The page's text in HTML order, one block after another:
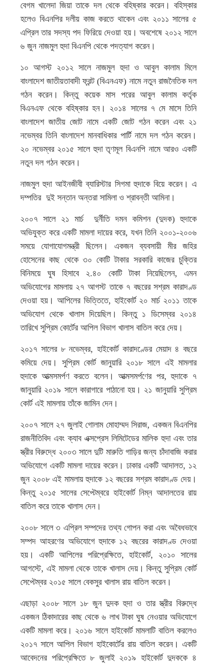
বেগম খালেদা জিয়া তাকে দল থেকে বহিষ্কার করেন। বহিস্কার
হলেও বিএনপির দলীয় কাজ করতে থাকেন এবং ২০১১ সালের ৫
এপ্রিল তার সদস্য পদ ফিরিয়ে দেওয়া হয়। অবশেষে ২০১২ সালে
৬ জুন নাজমুল হুদা বিএনপি থেকে পদত্যাগ করেন।
১০ আগস্ট ২০১২ সালে নাজমুল হুদা ও আবুল কালাম মিলে
বাংলাদেশ জাতীয়তাবাদী ফ্রন্ট (বিএনএফ) নামে নতুন রাজনৈতিক দল
গঠন করেন। কিন্তু কয়েক মাস পরের আবুল কালাম কর্তৃক
বিএনএফ থেকে বহিষ্কার হন। ২০১৪ সালের ৭ মে মাসে তিনি
বাংলাদেশ জাতীয় জোট নামে একটি জোট গঠন করেন এবং ২১
নভেম্বর তিনি বাংলাদেশ মানবাধিকার পার্টি নামে দল গঠন করেন।
২০ নভেম্বর ২০১৫ সালে হুদা তৃণমূল বিএনপি নামে আরও একটি
নতুন দল গঠন করেন।
নাজমুল হুদা আইনজীবী ব্যারিস্টার সিগমা হুদাকে বিয়ে করেন। এ
দম্পতির দুই সন্তান অন্তরা সামিলা ও শ্রাবন্তী আমিনা।
২০০৭ সালে ২১ মার্চ দুর্নীতি দমন কমিশন (দুদক) হুদাকে
অভিযুক্ত করে একটি মামলা দায়ের করে, যখন তিনি ২০০১-২০০৬
সময়ে যোগাযোগমন্ত্রী ছিলেন। একজন ব্যবসায়ী মীর জহির
হোসেনের কাছ থেকে ৩০ কোটি টাকার সরকারি কাজের চুক্তির
বিনিময়ে ঘুষ হিসাবে ২.৪০ কোটি টাকা নিয়েছিলেন, এমন
অভিযোগের মামলায় ২৭ আগস্ট তাকে ৭ বছরের সশ্রম কারাদণ্ড
দেওয়া হয়। আপিলের ভিত্তিতে, হাইকোর্ট ২০ মার্চ ২০১১ তাকে
অভিযোগ থেকে খালাস দিয়েছিল। কিন্তু ১ ডিসেম্বর ২০১৪
তারিখে সুপ্রিম কোর্টের আপিল বিভাগ খালাস বাতিল করে দেয়।
২০১৭ সালের ৮ নভেম্বর, হাইকোর্ট কারাদণ্ডের মেয়াদ ৪ বছরে
কমিয়ে দেয়। সুপ্রিম কোর্ট জানুয়ারি ২০১৮ সালে এই মামলার
হুদাকে আত্মসমর্পণ করতে বলেন। আত্মসমর্পণের পর, হুদাকে ৭
জানুয়ারি ২০১৯ সালে কারাগারে পাঠানো হয়। ২১ জানুয়ারি সুপ্রিম
কোর্ট এই মামলায় তাঁকে জামিন দেন।
২০০৭ সালে ২৭ জুলাই গোলাম মোহাম্মদ সিরাজ, একজন বিএনপির
রাজনীতিবিদ এবং ক্যাব এক্সপ্রেস লিমিটেডের মালিক হুদা এবং তার
স্ত্রীর বিরুদ্ধে ২০০৩ সালে দুটি মারুতি গাড়ির জন্য চাঁদাবাজি করার
অভিযোগে একটি মামলা দায়ের করেন। ঢাকার একটি আদালত, ১২
জুন ২০০৮ এই মামলায় হুদাকে ১২ বছরের সশ্রম কারাদণ্ড দেয়।
কিন্তু ২০১৫ সালের সেপ্টেম্বরে হাইকোর্ট নিম্ন আদালতের রায়
বাতিল করে তাকে খালাস দেন।
২০০৮ সালে ৩ এপ্রিল সম্পদের তথ্য গোপন করা এবং অবৈধভাবে
সম্পদ আহরণের অভিযোগে হুদাকে ১২ বছরের কারাদণ্ড দেওয়া
হয়। একটি আপিলের পরিপ্রেক্ষিতে, হাইকোর্ট, ২০১০ সালের
আগস্টে, এই মামলা থেকে তাকে খালাস দেয়। কিন্তু সুপ্রিম কোর্ট
সেপ্টেম্বর ২০১৫ সালে বেকসুর খালাস রায় বাতিল করেন।
এছাড়া ২০০৮ সালে ১৮ জুন দুদক হুদা ও তার স্ত্রীর বিরুদ্ধে
একজন ঠিকাদারের কাছ থেকে ৬ লাখ টাকা ঘুষ নেওয়ার অভিযোগে
একটি মামলা করে। ২০১৬ সালে হাইকোর্ট মামলাটি বাতিল করলেও
২০১৭ সালে আপিল বিভাগ হাইকোর্টের রায় বাতিল করেন। একটি
আবেদনের পরিপ্রেক্ষিতে ৮ জুলাই ২০১৯ হাইকোর্ট দুদককে ৪